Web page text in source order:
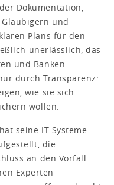
Dokumentation,
und
Plans für den
unerlässlich, das
und Banken
durch Transparenz:
wie sie sich
wollen.
seine IT-Systeme
die
an den Vorfall
Experten